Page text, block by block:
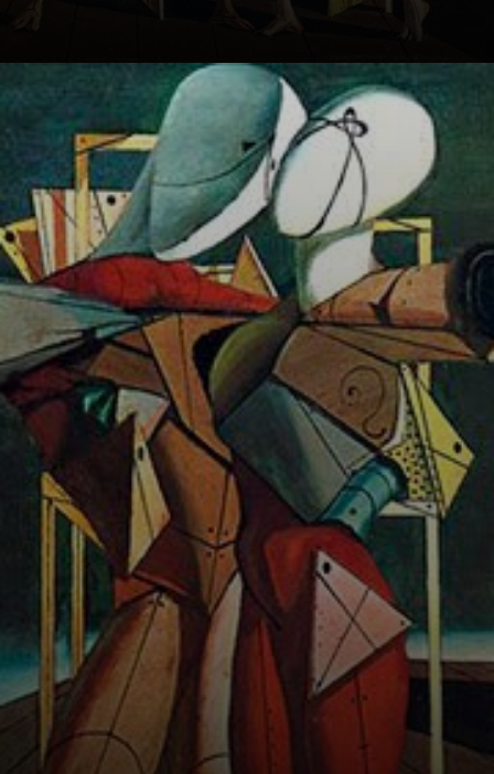
Ettore e
Andromaca, um
casal do mito,
sem rostos, mas
com um amor
profundo.